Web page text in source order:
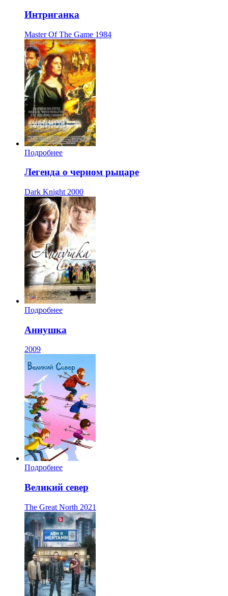
Интриганка
Master Of The Game 1984
Подробнее
Легенда о черном рыцаре
Dark Knight 2000
Подробнее
Аннушка
2009
Подробнее
Великий север
The Great North 2021